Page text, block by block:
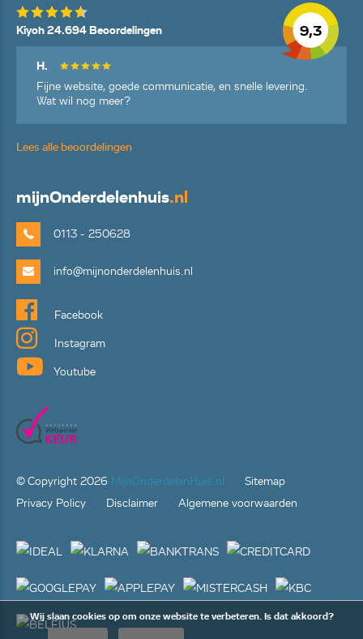
Wij slaan cookies op om onze website te verbeteren. Is dat akkoord?
9,3
Kiyoh 24.694 Beoordelingen
H.
Fijne website, goede communicatie, en snelle levering.
Wat wil nog meer?
Lees alle beoordelingen
mijnOnderdelenhuis.nl
0113 - 250628
info@mijnonderdelenhuis.nl
Facebook
Instagram
Youtube
© Copyright 2026 MijnOnderdelenHuis.nl
Sitemap
Privacy Policy
Disclaimer Algemene voorwaarden